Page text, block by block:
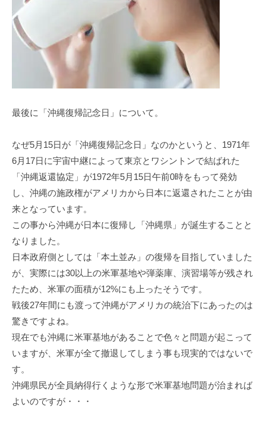
最後に「沖縄復帰記念日」について。
なぜ5⽉15⽇が「沖縄復帰記念⽇」なのかというと、1971年
6⽉17⽇に宇宙中継によって東京とワシントンで結ばれた
「沖縄返還協定」が1972年5⽉15⽇午前0時をもって発効
し、沖縄の施政権がアメリカから⽇本に返還されたことが由
来となっています。
この事から沖縄が⽇本に復帰し「沖縄県」が誕⽣することと
なりました。
⽇本政府側としては「本⼟並み」の復帰を⽬指していました
が、実際には30以上の⽶軍基地や弾薬庫、演習場等が残され
たため、⽶軍の⾯積が12%にも上ったそうです。
戦後27年間にも渡って沖縄がアメリカの統治下にあったのは
驚きですよね。
現在でも沖縄に⽶軍基地があることで⾊々と問題が起こって
いますが、⽶軍が全て撤退してしまう事も現実的ではないで
す。
沖縄県⺠が全員納得⾏くような形で⽶軍基地問題が治まれば
よいのですが・・・